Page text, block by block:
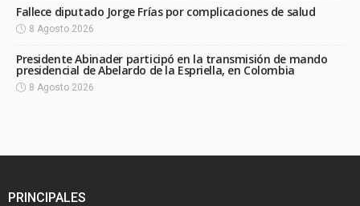
Fallece diputado Jorge Frías por complicaciones de salud
8 Agosto 2026
Presidente Abinader participó en la transmisión de mando
presidencial de Abelardo de la Espriella, en Colombia
8 Agosto 2026
PRINCIPALES